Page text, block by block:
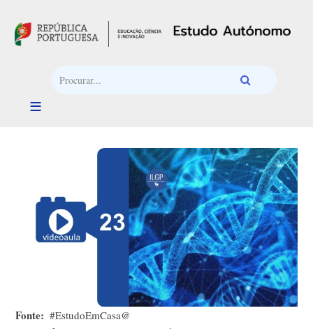
Fonte #EstudoEmCasa@